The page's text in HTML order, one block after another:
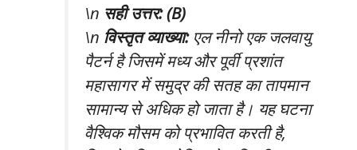
\n सही उत्तर: (B)
\n विस्तृत व्याख्या:एल नीनो एक जलवायु
पैटर्न है जिसमें मध्य और पूर्वी प्रशांत
महासागर में समुद्र की सतह का तापमान
सामान्य से अधिक हो जाता है। यह घटना
वैश्विक मौसम को प्रभावित करती है,